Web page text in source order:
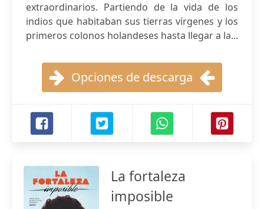
extraordinarios. Partiendo de la vida de los
indios que habitaban sus tierras vírgenes y los
primeros colonos holandeses hasta llegar a la...
Opciones de descarga
La fortaleza
imposible